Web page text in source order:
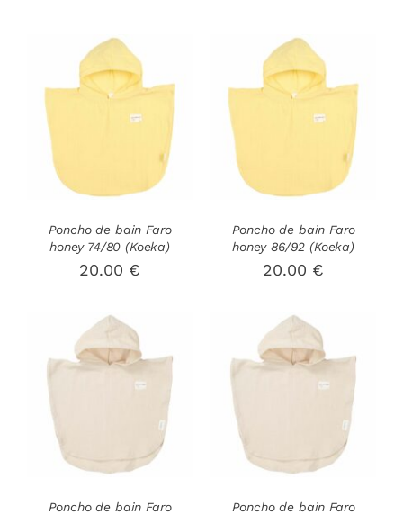
AJOUTER AU
/
Poncho de bain Faro
honey 74/80 (Koeka)
20.00 €
AJOUTER AU
/
Poncho de bain Faro
honey 86/92 (Koeka)
20.00 €
Poncho de bain Faro
Poncho de bain Faro